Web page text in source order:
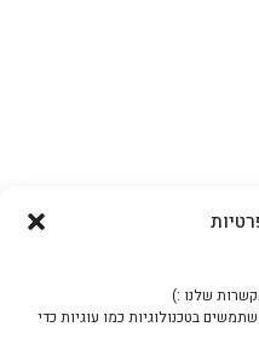
שלנו :)
בטכנולוגיות כמו עוגיות כדי